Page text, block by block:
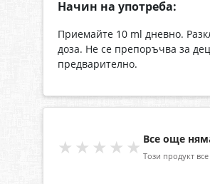
Начин на употреба:
Приемайте 10 ml дневно.
доза. Не се препоръчва за
предварително.
★★★★★ Все още
Този продукт